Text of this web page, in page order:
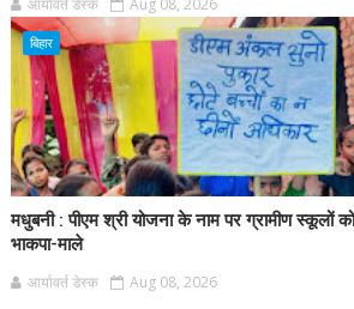
आर्यावर्त डेस्क Aug 08, 2026
बिहार
मधुबनी : पीएम श्री योजना के नाम पर ग्रामीण स्कूलों
भाकपा-माले
आर्यावर्त डेस्क Aug 08, 2026